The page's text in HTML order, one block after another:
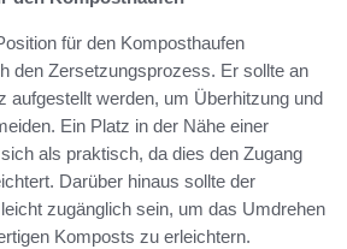
für den Komposthaufen
den Zersetzungsprozess. Er sollte an
aufgestellt werden, um Überhitzung und
Ein Platz in der Nähe einer
als praktisch, da dies den Zugang
Darüber hinaus sollte der
zugänglich sein, um das Umdrehen
Komposts zu erleichtern.